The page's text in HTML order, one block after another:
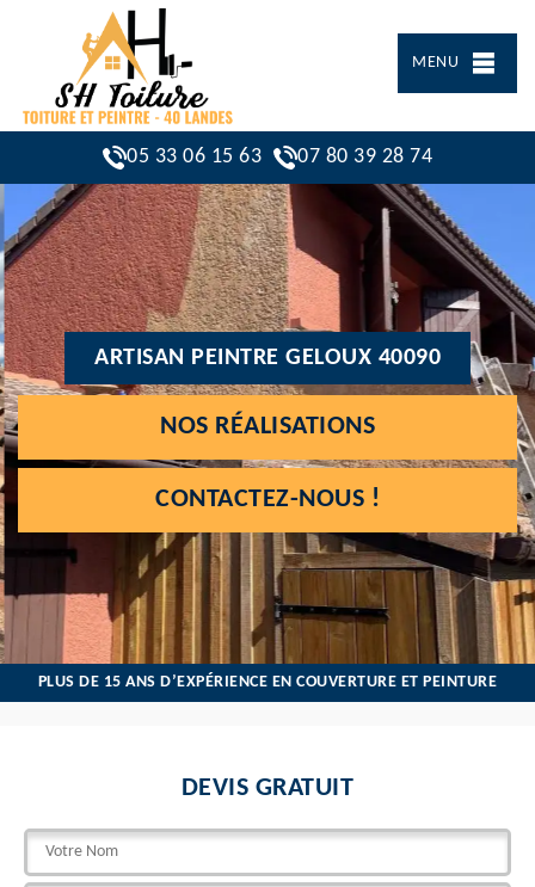
MENU
05 33 06 15 63 07 80 39 28 74
ARTISAN PEINTRE GELOUX 40090
NOS RÉALISATIONS
CONTACTEZ-NOUS !
PLUS DE 15 ANS D’EXPÉRIENCE EN COUVERTURE ET PEINTURE
DEVIS GRATUIT